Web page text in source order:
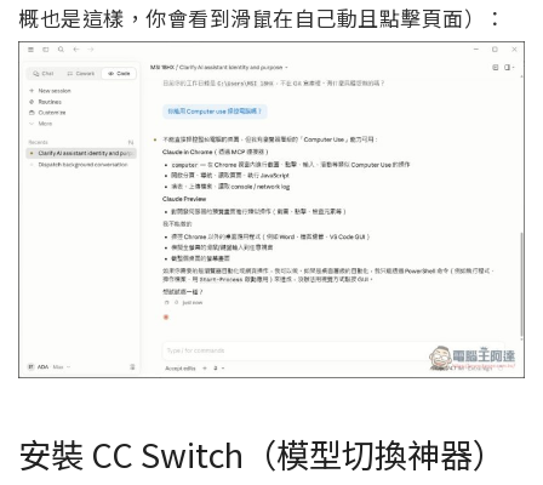
概也是這樣，你會看到滑鼠在自己動且點擊頁面）：
安裝 CC Switch（模型切換神器）